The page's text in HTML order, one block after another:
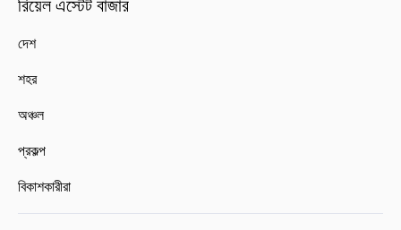
রিয়েল এস্টেট বাজার
দেশ
শহর
অঞ্চল
প্রকল্প
বিকাশকারীরা